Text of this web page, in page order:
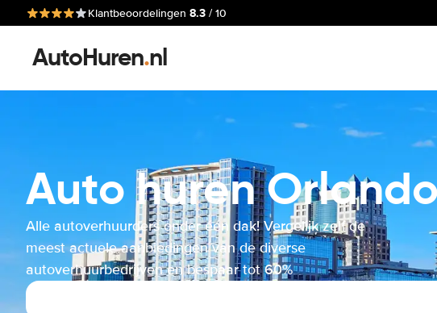
Klantbeoordelingen 8.3 / 10
AutoHuren.nl
Auto huren
Alle autoverhuurders onder één dak! Vergelijk zelf de
meest actuele aanbiedingen van de diverse
autoverhuurbedrijven en bespaar tot 60%